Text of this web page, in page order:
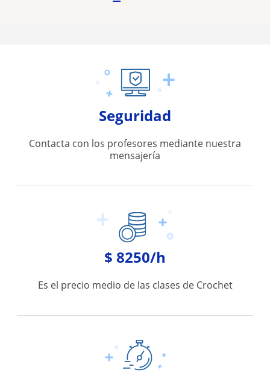
Seguridad
Contacta con los profesores mediante nuestra
mensajería
$ 8250/h
Es el precio medio de las clases de Crochet